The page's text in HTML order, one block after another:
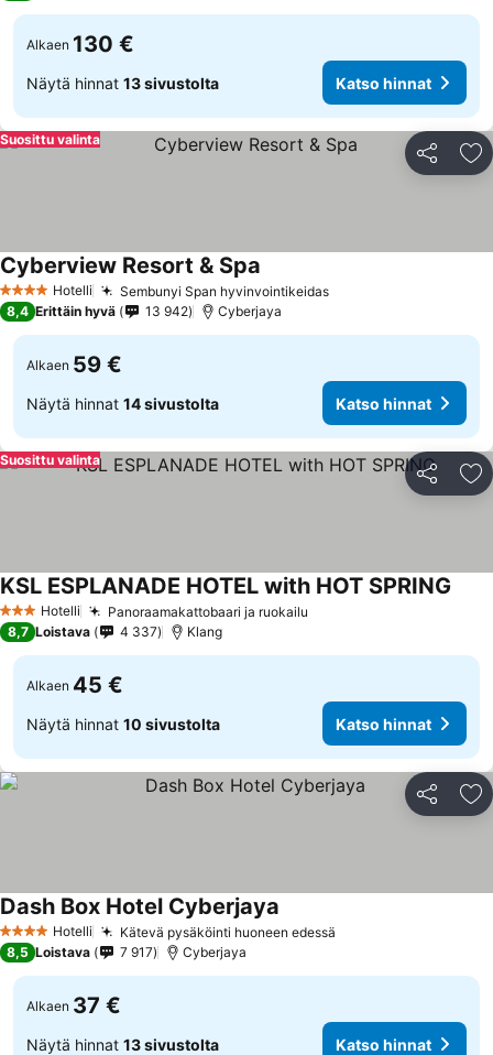
Alkaen 130 €
Näytä hinnat 13 sivustolta Katso hinnat
Jaa
Suosittu valinta
4 Tähtiluokitus
Hotelli Sembunyi Span hyvinvointikeidas
Cyberview Resort & Spa
8,4 Erittäin hyvä 13 942 Cyberjaya
Alkaen 59 €
Näytä hinnat 14 sivustolta Katso hinnat
Jaa
Suosittu valinta
3 Tähtiluokitus
Hotelli Panoraamakattobaari ja ruokailu
KSL ESPLANADE HOTEL with HOT SPRING
8,7 Loistava 4 337 Klang
Alkaen 45 €
Näytä hinnat 10 sivustolta Katso hinnat
Jaa
4 Tähtiluokitus
Hotelli Kätevä pysäköinti huoneen edessä
Dash Box Hotel Cyberjaya
8,5 Loistava 7 917 Cyberjaya
Alkaen 37 €
Näytä hinnat 13 sivustolta Katso hinnat